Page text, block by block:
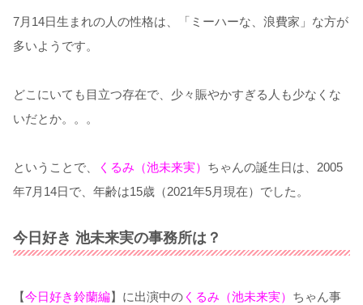
7月14日生まれの人の性格は、「ミーハーな、浪費家」な方が
多いようです。
どこにいても目立つ存在で、少々賑やかすぎる人も少なくな
いだとか。。。
ということで、 くるみ（池未来実） ちゃんの誕生日は、2005
年7月14日で、年齢は15歳（2021年5月現在）でした。
今日好き 池未来実の事務所は？
【今日好き鈴蘭編】に出演中の くるみ（池未来実） ちゃん事